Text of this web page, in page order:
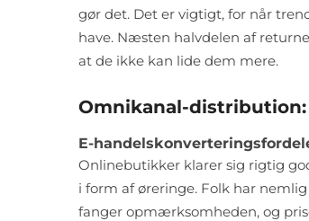
gør det. Det er vigtigt, for når
have. Næsten halvdelen af
at de ikke kan lide dem mere.
Omnikanal-
E-
Onlinebutikker klarer sig rigtig
i form af øreringe. Folk har
fanger opmærksomheden, og